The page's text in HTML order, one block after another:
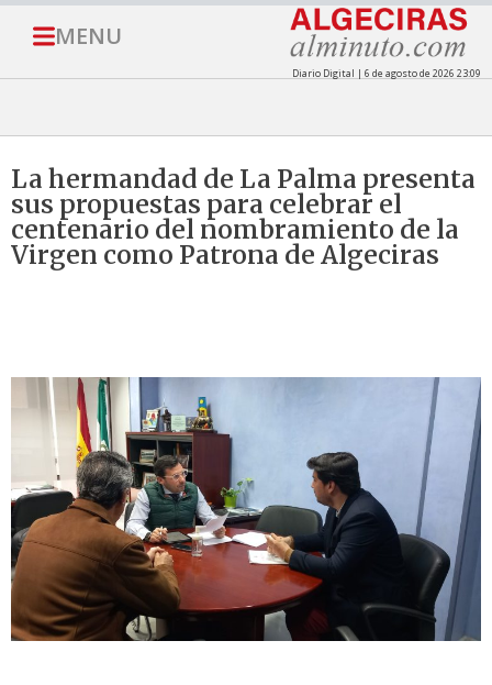
MENU
Diario Digital | 6 de agosto de 2026 23:09
La hermandad de La Palma presenta
sus propuestas para celebrar el
centenario del nombramiento de la
Virgen como Patrona de Algeciras